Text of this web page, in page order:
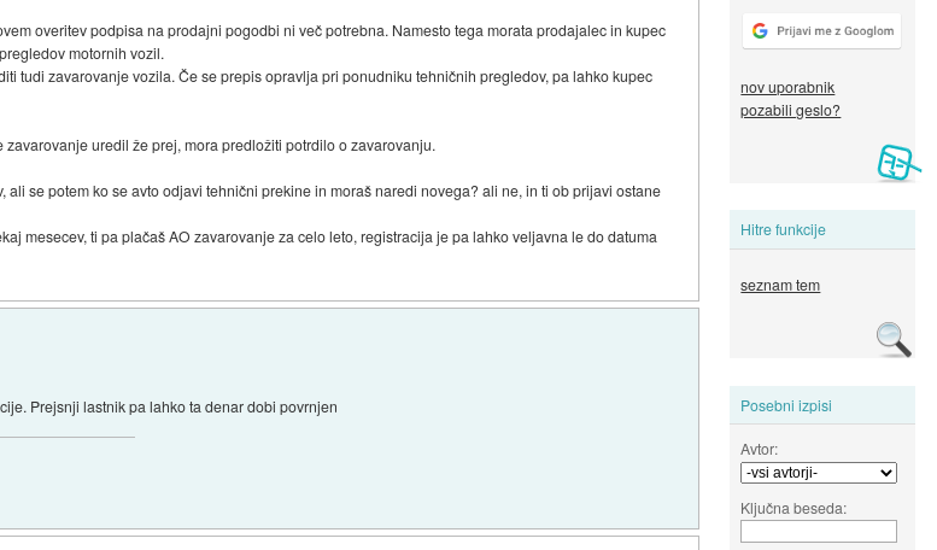
nov uporabnik
pozabili geslo?
Hitre funkcije
seznam tem
Posebni izpisi
Avtor:
Ključna beseda:
overitev podpisa na prodajni pogodbi ni več potrebna. Namesto tega morata prodajalec in kupec
motornih vozil.
tudi zavarovanje vozila. Če se prepis opravlja pri ponudniku tehničnih pregledov, pa lahko kupec
uredil že prej, mora predložiti potrdilo o zavarovanju.
se potem ko se avto odjavi tehnični prekine in moraš naredi novega? ali ne, in ti ob prijavi ostane
mesecev, ti pa plačaš AO zavarovanje za celo leto, registracija je pa lahko veljavna le do datuma
Prejsnji lastnik pa lahko ta denar dobi povrnjen